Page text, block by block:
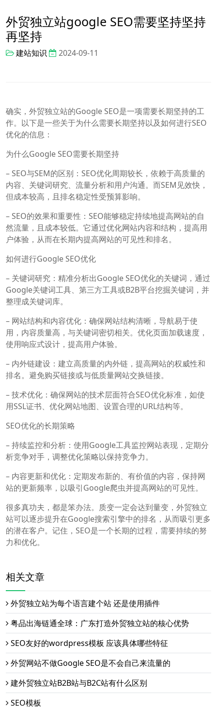
外贸独立站google SEO需要坚持坚持
再坚持
建站知识 2024-09-11
确实，外贸独立站的Google SEO是一项需要长期坚持的工
作。以下是一些关于为什么需要长期坚持以及如何进行SEO
优化的信息：
为什么Google SEO需要长期坚持
– SEO与SEM的区别：SEO优化周期较长，依赖于高质量的
内容、关键词研究、流量分析和用户沟通。而SEM见效快，
但成本较高，且排名稳定性受预算影响。
– SEO的效果和重要性：SEO能够稳定持续地提高网站的自
然流量，且成本较低。它通过优化网站内容和结构，提高用
户体验，从而在长期内提高网站的可见性和排名。
如何进行Google SEO优化
– 关键词研究：精准分析出Google SEO优化的关键词，通过
Google关键词工具、第三方工具或B2B平台挖掘关键词，并
整理成关键词库。
– 网站结构和内容优化：确保网站结构清晰，导航易于使
用，内容质量高，与关键词密切相关。优化页面加载速度，
使用响应式设计，提高用户体验。
– 内外链建设：建立高质量的内外链，提高网站的权威性和
排名。避免购买链接或与低质量网站交换链接。
– 技术优化：确保网站的技术层面符合SEO优化标准，如使
用SSL证书、优化网站地图、设置合理的URL结构等。
SEO优化的长期策略
– 持续监控和分析：使用Google工具监控网站表现，定期分
析竞争对手，调整优化策略以保持竞争力。
– 内容更新和优化：定期发布新的、有价值的内容，保持网
站的更新频率，以吸引Google爬虫并提高网站的可见性。
很多真功夫，都是笨办法。质变一定会达到量变，外贸独立
站可以逐步提升在Google搜索引擎中的排名，从而吸引更多
的潜在客户。记住，SEO是一个长期的过程，需要持续的努
力和优化。
相关文章
外贸独立站为每个语言建个站 还是使用插件
粤品出海链通全球：广东打造外贸独立站的核心优势
SEO友好的wordpress模板 应该具体哪些特征
外贸网站不做Google SEO是不会自己来流量的
建外贸独立站B2B站与B2C站有什么区别
SEO模板